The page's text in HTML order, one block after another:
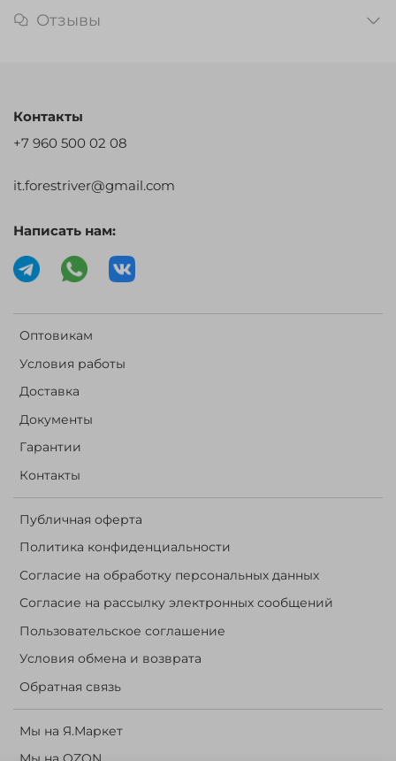
Отзывы
Оптовикам
Условия работы
Доставка
Документы
Гарантии
Контакты
Публичная оферта
Политика конфиденциальности
Согласие на обработку персональных данных
Согласие на рассылку электронных сообщений
Пользовательское соглашение
Условия обмена и возврата
Обратная связь
Мы на Я.Маркет
Контакты
+7 960 500 02 08
it.forestriver@gmail.com
Написать нам: